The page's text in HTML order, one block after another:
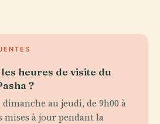
heures de visite du
?
au jeudi, de 9h00 à
mises à jour pendant la